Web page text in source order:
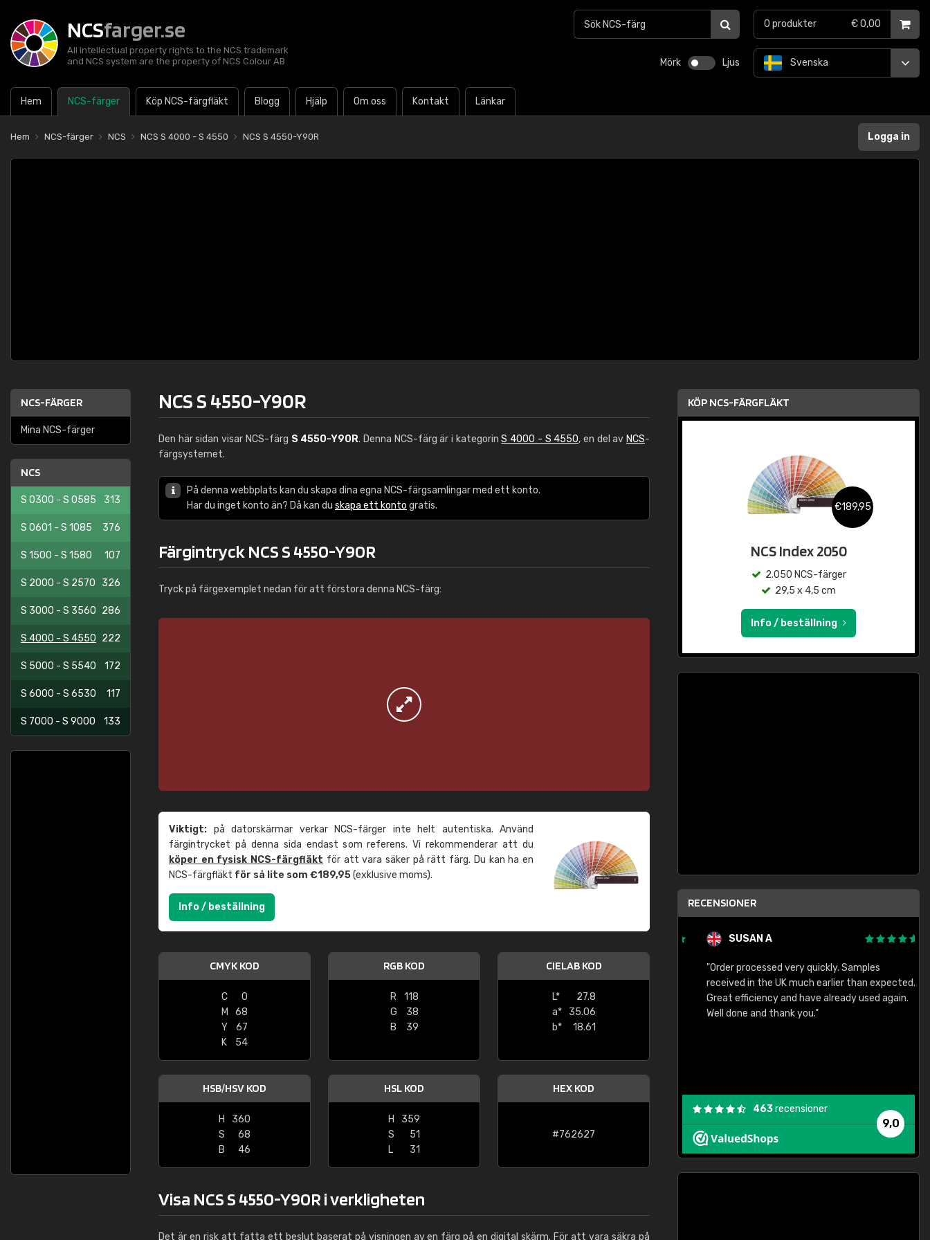
NCSfarger.se
All intellectual property rights to the NCS trademark
and NCS system are the property of NCS Colour AB
Mörk Ljus
Hem NCS-färger Köp NCS-färgfläkt Blogg Hjälp Om oss Kontakt Länkar
Svenska
0 produkter € 0,00
Hem NCS-färger NCS NCS S 4000 - S 4550 NCS S 4550-Y90R Logga in
NCS-FÄRGER
Mina NCS-färger
NCS
S 0300 - S 0585 313
S 0601 - S 1085 376
S 1500 - S 1580 107
S 2000 - S 2570 326
S 3000 - S 3560 286
S 4000 - S 4550 222
S 5000 - S 5540 172
S 6000 - S 6530 117
S 7000 - S 9000 133
NCS S 4550-Y90R
Den här sidan visar NCS-färg S 4550-Y90R. Denna NCS-färg är i kategorinS 4000 - S 4550, en del av NCS-
färgsystemet.
På denna webbplats kan du skapa dina egna NCS-färgsamlingar med ett konto.
Har du inget konto än? Då kan du skapa ett konto gratis.
Färgintryck NCS S 4550-Y90R
Tryck på färgexemplet nedan för att förstora denna NCS-färg:
Viktigt: på datorskärmar verkar NCS-färger inte helt autentiska. Använd
färgintrycket på denna sida endast som referens. Vi rekommenderar att du
köper en fysisk NCS-färgfläkt för att vara säker på rätt färg. Du kan ha en
NCS-färgfläkt för så lite som €189,95(exklusive moms).
Info / beställning
CMYK KOD
C
0
M
68
Y
67
K
54
RGB KOD
R
118
G
38
B
39
CIELAB KOD
L*
27.8
a*
35.06
b*
18.61
HSB/HSV KOD
H
360
S
68
B
46
HSL KOD
H
359
S
51
L
31
HEX KOD
#762627
Visa NCS S 4550-Y90R i verkligheten
Det är en risk att fatta ett beslut baserat på visningen av en färg på en digital skärm. För att vara säkra på
KÖP NCS-FÄRGFLÄKT
€189,95
NCS Index 2050
2.050 NCS-färger
29,5 x 4,5 cm
Info / beställning
RECENSIONER
Windows
"Great product and speedy delivery"
SUSAN A
"Order processed very quickly. Samples
received in the UK much earlier than expected.
Great efficiency and have already used again.
Well done and thank you."
9,0
463recensioner